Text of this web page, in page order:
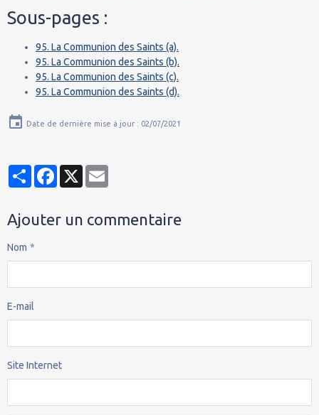
Sous-pages :
95. La Communion des Saints (a).
95. La Communion des Saints (b).
95. La Communion des Saints (c).
95. La Communion des Saints (d).
Date de dernière mise à jour : 02/07/2021
PartagerFacebook
X
Ajouter un commentaire
Nom
E-mail
Site Internet